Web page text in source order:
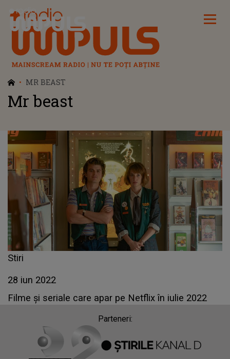
Radio Impuls
MR BEAST
Mr beast
Stiri
28 iun 2022
Filme şi seriale care apar pe Netflix în iulie 2022
Parteneri: